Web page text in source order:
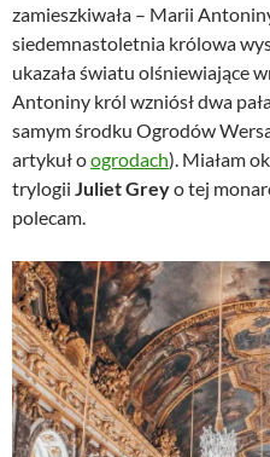
zamieszkiwała – Marii
siedemnastoletnia królowa
ukazała światu olśniewiające
Antoniny król wzniósł dwa
samym środku Ogrodów
artykuł oogrodach). Miałam
trylogii Juliet Greyo tej
polecam.